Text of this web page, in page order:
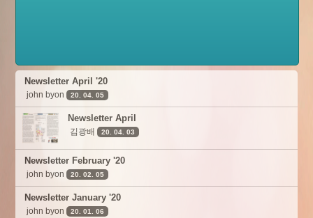
Newsletter April '20
john byon 20. 04. 05
Newsletter April
김광배 20. 04. 03
Newsletter February '20
john byon 20. 02. 05
Newsletter January '20
john byon 20. 01. 06